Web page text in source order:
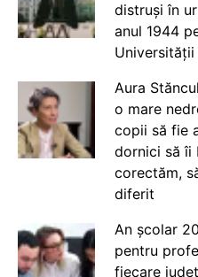
distruși în
anul 1944
Universității
Aura
o mare
copii să fie
dornici să îi
corectăm,
diferit
An școlar
pentru
fiecare